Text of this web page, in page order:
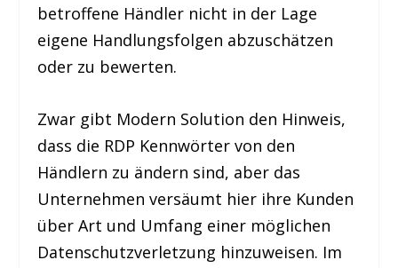
betroffene Händler nicht in der Lage
eigene Handlungsfolgen abzuschätzen
oder zu bewerten.
Zwar gibt Modern Solution den Hinweis,
dass die RDP Kennwörter von den
Händlern zu ändern sind, aber das
Unternehmen versäumt hier ihre Kunden
über Art und Umfang einer möglichen
Datenschutzverletzung hinzuweisen. Im